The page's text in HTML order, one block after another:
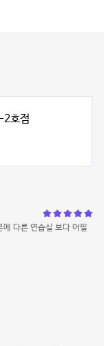
2호점
다른 연습실 보다 어필